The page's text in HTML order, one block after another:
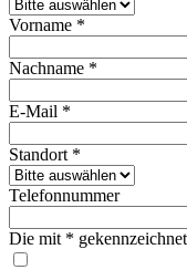
Vorname *
Nachname *
E-Mail *
Standort *
Telefonnummer
Die mit *